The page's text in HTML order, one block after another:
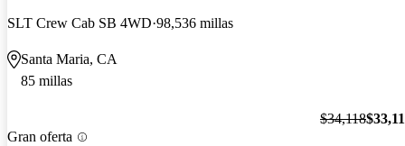
SLT Crew Cab SB 4WD 98,536 millas
Santa Maria, CA
85 millas
Gran oferta
$34,118